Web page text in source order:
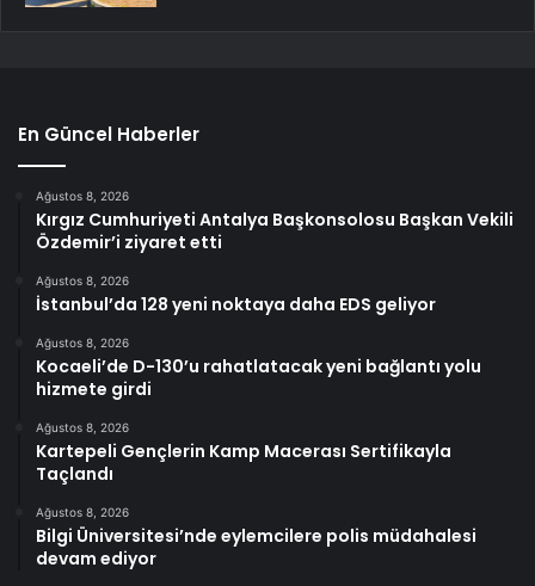
En Güncel Haberler
Ağustos 8, 2026
Kırgız Cumhuriyeti Antalya Başkonsolosu Başkan Vekili
Özdemir’i ziyaret etti
Ağustos 8, 2026
İstanbul’da 128 yeni noktaya daha EDS geliyor
Ağustos 8, 2026
Kocaeli’de D-130’u rahatlatacak yeni bağlantı yolu
hizmete girdi
Ağustos 8, 2026
Kartepeli Gençlerin Kamp Macerası Sertifikayla
Taçlandı
Ağustos 8, 2026
Bilgi Üniversitesi’nde eylemcilere polis müdahalesi
devam ediyor